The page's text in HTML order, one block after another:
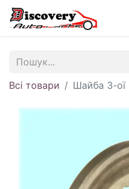
Всі товари Шайба 3-ої